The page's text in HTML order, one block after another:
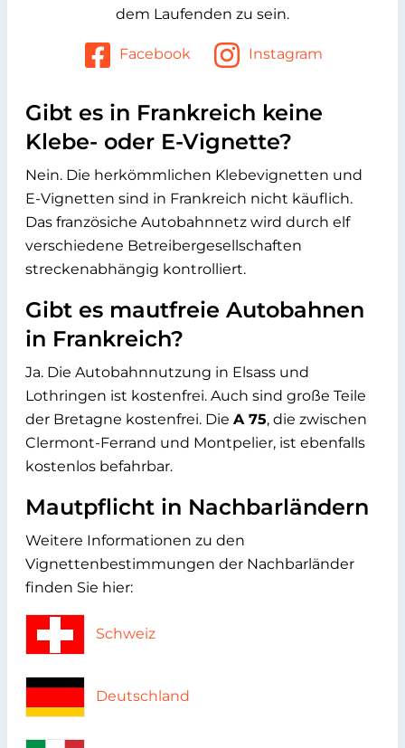
dem Laufenden zu sein.
Facebook Instagram
Gibt es in Frankreich keine
Klebe- oder E-Vignette?
Nein. Die herkömmlichen Klebevignetten und
E-Vignetten sind in Frankreich nicht käuflich.
Das französiche Autobahnnetz wird durch elf
verschiedene Betreibergesellschaften
streckenabhängig kontrolliert.
Gibt es mautfreie Autobahnen
in Frankreich?
Ja. Die Autobahnnutzung in Elsass und
Lothringen ist kostenfrei. Auch sind große Teile
der Bretagne kostenfrei. Die A 75, die zwischen
Clermont-Ferrand und Montpelier, ist ebenfalls
kostenlos befahrbar.
Mautpflicht in Nachbarländern
Weitere Informationen zu den
Vignettenbestimmungen der Nachbarländer
finden Sie hier:
Schweiz
Deutschland